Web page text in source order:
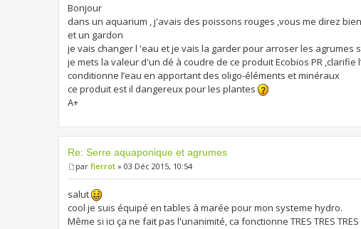
Bonjour
dans un aquarium , j'avais des poissons rouges ,vous me direz
et un gardon
je vais changer l 'eau et je vais la garder pour arroser les agrumes
je mets la valeur d'un dé à coudre de ce produit Ecobios PR
conditionne l’eau en apportant des oligo-éléments et minéraux
ce produit est il dangereux pour les plantes
A+
Re: Serre aquaponique et agrumes
par fierrot » 03 Déc 2015, 10:54
salut
cool je suis équipé en tables à marée pour mon systeme hydro.
Même si ici ça ne fait pas l'unanimité, ca fonctionne TRES TRES